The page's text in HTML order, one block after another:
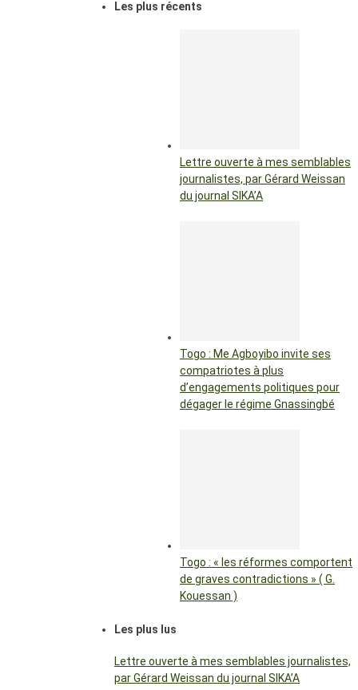
Les plus récents
Lettre ouverte à mes semblables
journalistes, par Gérard Weissan
du journal SIKA’A
Togo : Me Agboyibo invite ses
compatriotes à plus
d’engagements politiques pour
dégager le régime Gnassingbé
Togo : « les réformes comportent
de graves contradictions » ( G.
Kouessan )
Les plus lus
Lettre ouverte à mes semblables journalistes,
par Gérard Weissan du journal SIKA’A